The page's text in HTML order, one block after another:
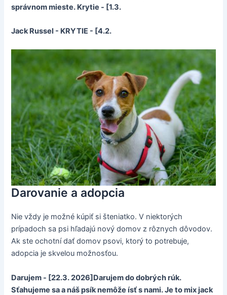
správnom mieste. Krytie - [1.3.
Jack Russel - KRYTIE - [4.2.
Darovanie a adopcia
Nie vždy je možné kúpiť si šteniatko. V niektorých
prípadoch sa psi hľadajú nový domov z rôznych dôvodov.
Ak ste ochotní dať domov psovi, ktorý to potrebuje,
adopcia je skvelou možnosťou.
Darujem - [22.3. 2026]Darujem do dobrých rúk.
Sťahujeme sa a náš psík nemôže ísť s nami. Je to mix jack